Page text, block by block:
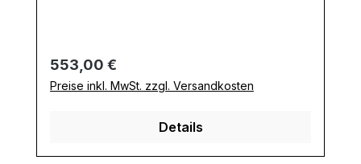
Regulärer Preis:
553,00 €
Preise inkl. MwSt. zzgl. Versandkosten
Details